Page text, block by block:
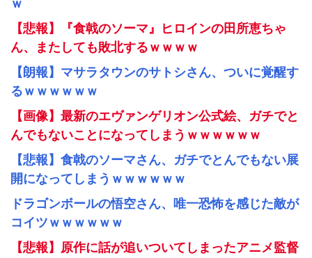
ｗ
【悲報】『食戟のソーマ』ヒロインの田所恵ちゃ
ん、またしても敗北するｗｗｗｗ
【朗報】マサラタウンのサトシさん、ついに覚醒す
るｗｗｗｗｗｗ
【画像】最新のエヴァンゲリオン公式絵、ガチでと
んでもないことになってしまうｗｗｗｗｗｗ
【悲報】食戟のソーマさん、ガチでとんでもない展
開になってしまうｗｗｗｗｗｗ
ドラゴンボールの悟空さん、唯一恐怖を感じた敵が
コイツｗｗｗｗｗｗ
【悲報】原作に話が追いついてしまったアニメ監督